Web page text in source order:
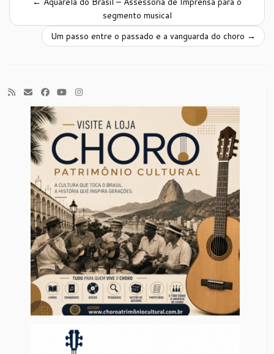
segmento musical
Um passo entre o passado e a vanguarda do choro →